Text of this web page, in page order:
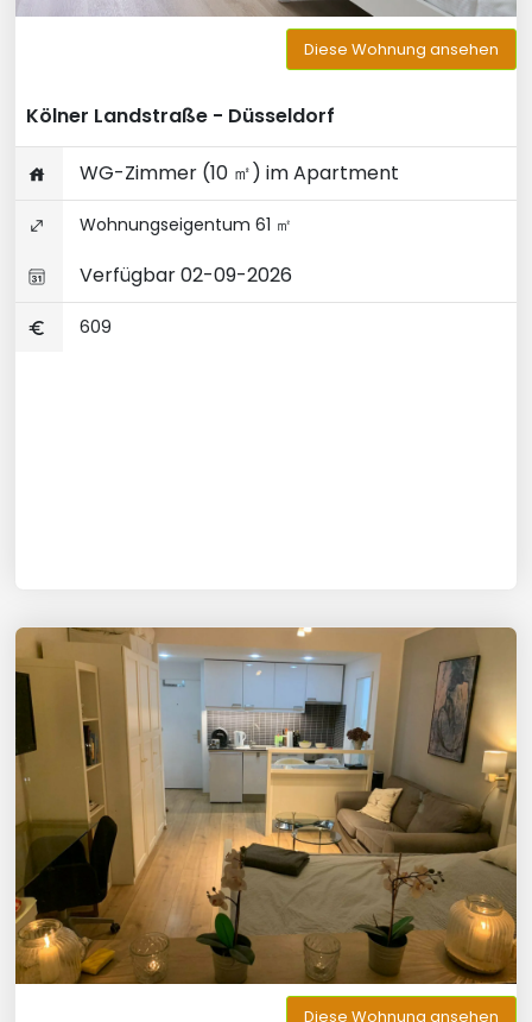
Diese Wohnung ansehen
Kölner Landstraße - Düsseldorf
WG-Zimmer (10 ㎡) im Apartment
Wohnungseigentum 61 ㎡
Verfügbar 02-09-2026
609
Diese Wohnung ansehen